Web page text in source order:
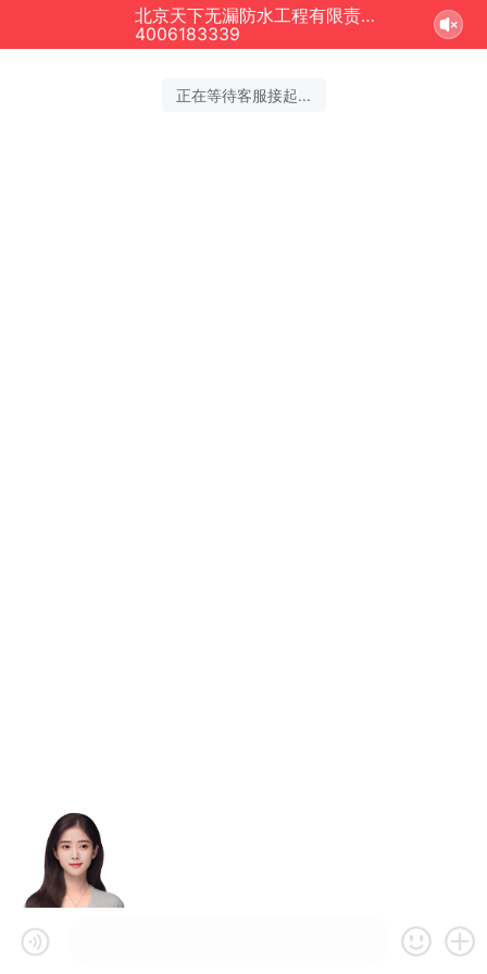
北京天下无漏防水工程有限责任公司正在为您服务
4006183339
正在等待客服接起...